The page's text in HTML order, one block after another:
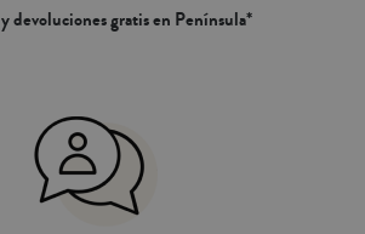
devoluciones gratis en Península*